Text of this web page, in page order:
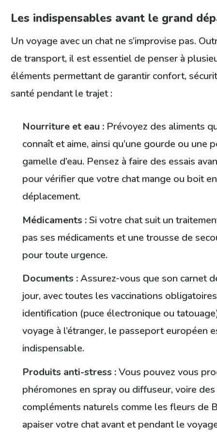
Les indispensables avant le grand
Un voyage avec un chat ne s’improvise pas.
de transport, il est essentiel de penser à
éléments permettant de garantir confort,
santé pendant le trajet :
Nourriture et eau : Prévoyez des aliments
connaît et aime, ainsi qu’une gourde ou une
gamelle d’eau. Pensez à faire des essais
pour vérifier que votre chat mange ou boit en
déplacement.
Médicaments :Si votre chat suit un
pas ses médicaments et une trousse de
pour toute urgence.
Documents :Assurez-vous que son carnet
jour, avec toutes les vaccinations
identification (puce électronique ou
voyage à l’étranger, le passeport européen
indispensable.
Produits anti-stress :Vous pouvez vous
phéromones en spray ou diffuseur, voire des
compléments naturels comme les fleurs de
apaiser votre chat avant et pendant le